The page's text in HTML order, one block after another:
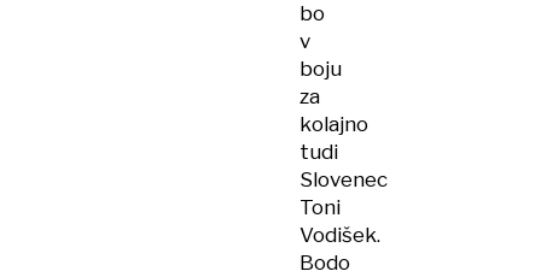
bo
v
boju
za
kolajno
tudi
Slovenec
Toni
Vodišek.
Bodo